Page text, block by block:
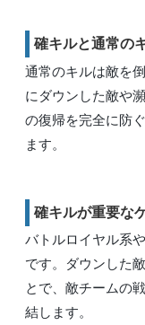
確キルと通常の
通常のキルは敵を
にダウンした敵や
の復帰を完全に防
ます。
確キルが重要な
バトルロイヤル系
です。ダウンした
とで、敵チームの
結します。